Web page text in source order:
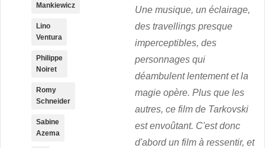
Une musique, un éclairage,
des travellings presque
imperceptibles, des
personnages qui
déambulent lentement et la
magie opère. Plus que les
autres, ce film de Tarkovski
est envoûtant. C'est donc
d'abord un film à ressentir, et
Mankiewicz
Lino
Ventura
Philippe
Noiret
Romy
Schneider
Sabine
Azema